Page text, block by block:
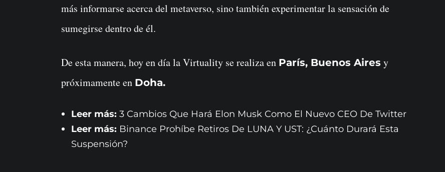
más informarse acerca del metaverso, sino también experimentar la sensación de
sumegirse dentro de él.
De esta manera, hoy en día la Virtuality se realiza en París, Buenos Aires y
próximamente en Doha.
Leer más: 3 Cambios Que Hará Elon Musk Como El Nuevo CEO De Twitter
Leer más: Binance Prohíbe Retiros De LUNA Y UST: ¿Cuánto Durará Esta
Suspensión?